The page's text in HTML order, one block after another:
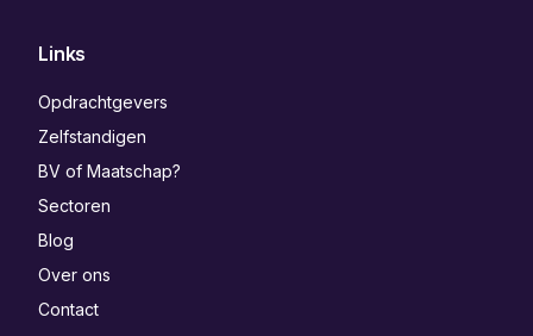
Links
Opdrachtgevers
Zelfstandigen
BV of Maatschap?
Sectoren
Blog
Over ons
Contact